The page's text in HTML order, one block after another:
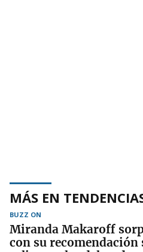
MÁS EN
BUZZ ON
Miranda Makaroff
con su recomendación